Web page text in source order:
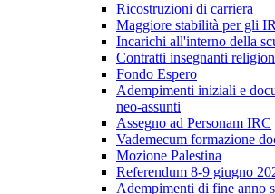
Ricostruzioni di carriera
Maggiore stabilità per gli
Incarichi all'interno della
Contratti insegnanti
Fondo Espero
Adempimenti iniziali e
neo-assunti
Assegno ad Personam IRC
Vademecum formazione
Mozione Palestina
Referendum 8-9 giugno
Adempimenti di fine anno